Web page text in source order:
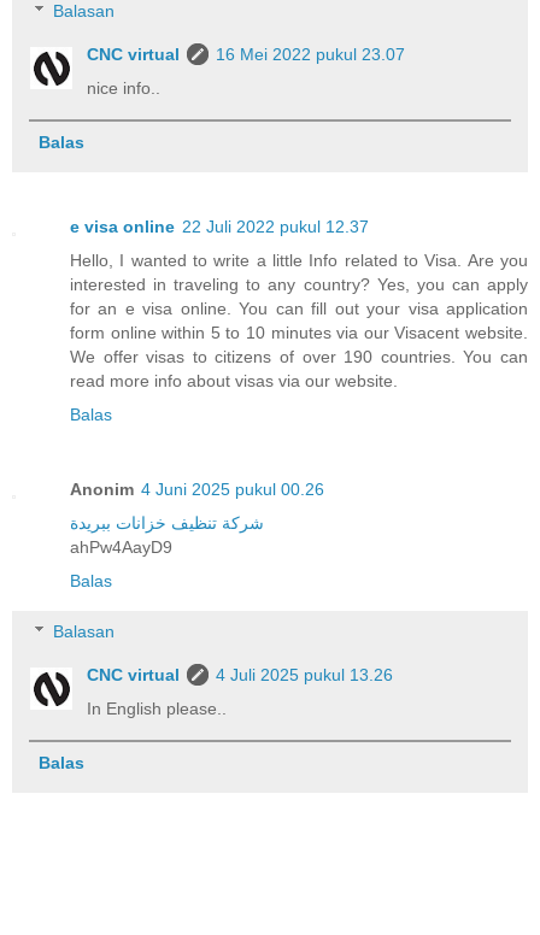
Balasan
CNC virtual
16 Mei 2022 pukul 23.07
nice info..
Balas
e visa online 22 Juli 2022 pukul 12.37
Hello, I wanted to write a little Info related to Visa. Are you
interested in traveling to any country? Yes, you can apply
for an e visa online. You can fill out your visa application
form online within 5 to 10 minutes via our Visacent website.
We offer visas to citizens of over 190 countries. You can
read more info about visas via our website.
Balas
Anonim 4 Juni 2025 pukul 00.26
شركة تنظيف خزانات ببريدة
ahPw4AayD9
Balas
Balasan
CNC virtual
4 Juli 2025 pukul 13.26
In English please..
Balas